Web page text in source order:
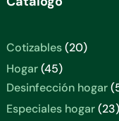
Cotizables 20
Hogar 45
Desinfección hogar
Especiales hogar 23